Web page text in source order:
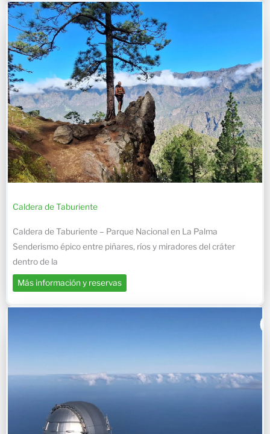
Caldera de Taburiente
Caldera de Taburiente – Parque Nacional en La Palma
Senderismo épico entre piñares, ríos y miradores del cráter
dentro de la
Más información y reservas